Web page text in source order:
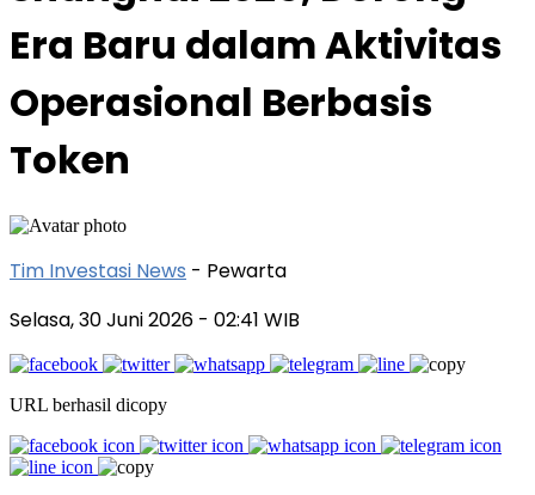
Era Baru dalam Aktivitas
Operasional Berbasis
Token
Tim Investasi News - Pewarta
Selasa, 30 Juni 2026 - 02:41 WIB
URL berhasil dicopy